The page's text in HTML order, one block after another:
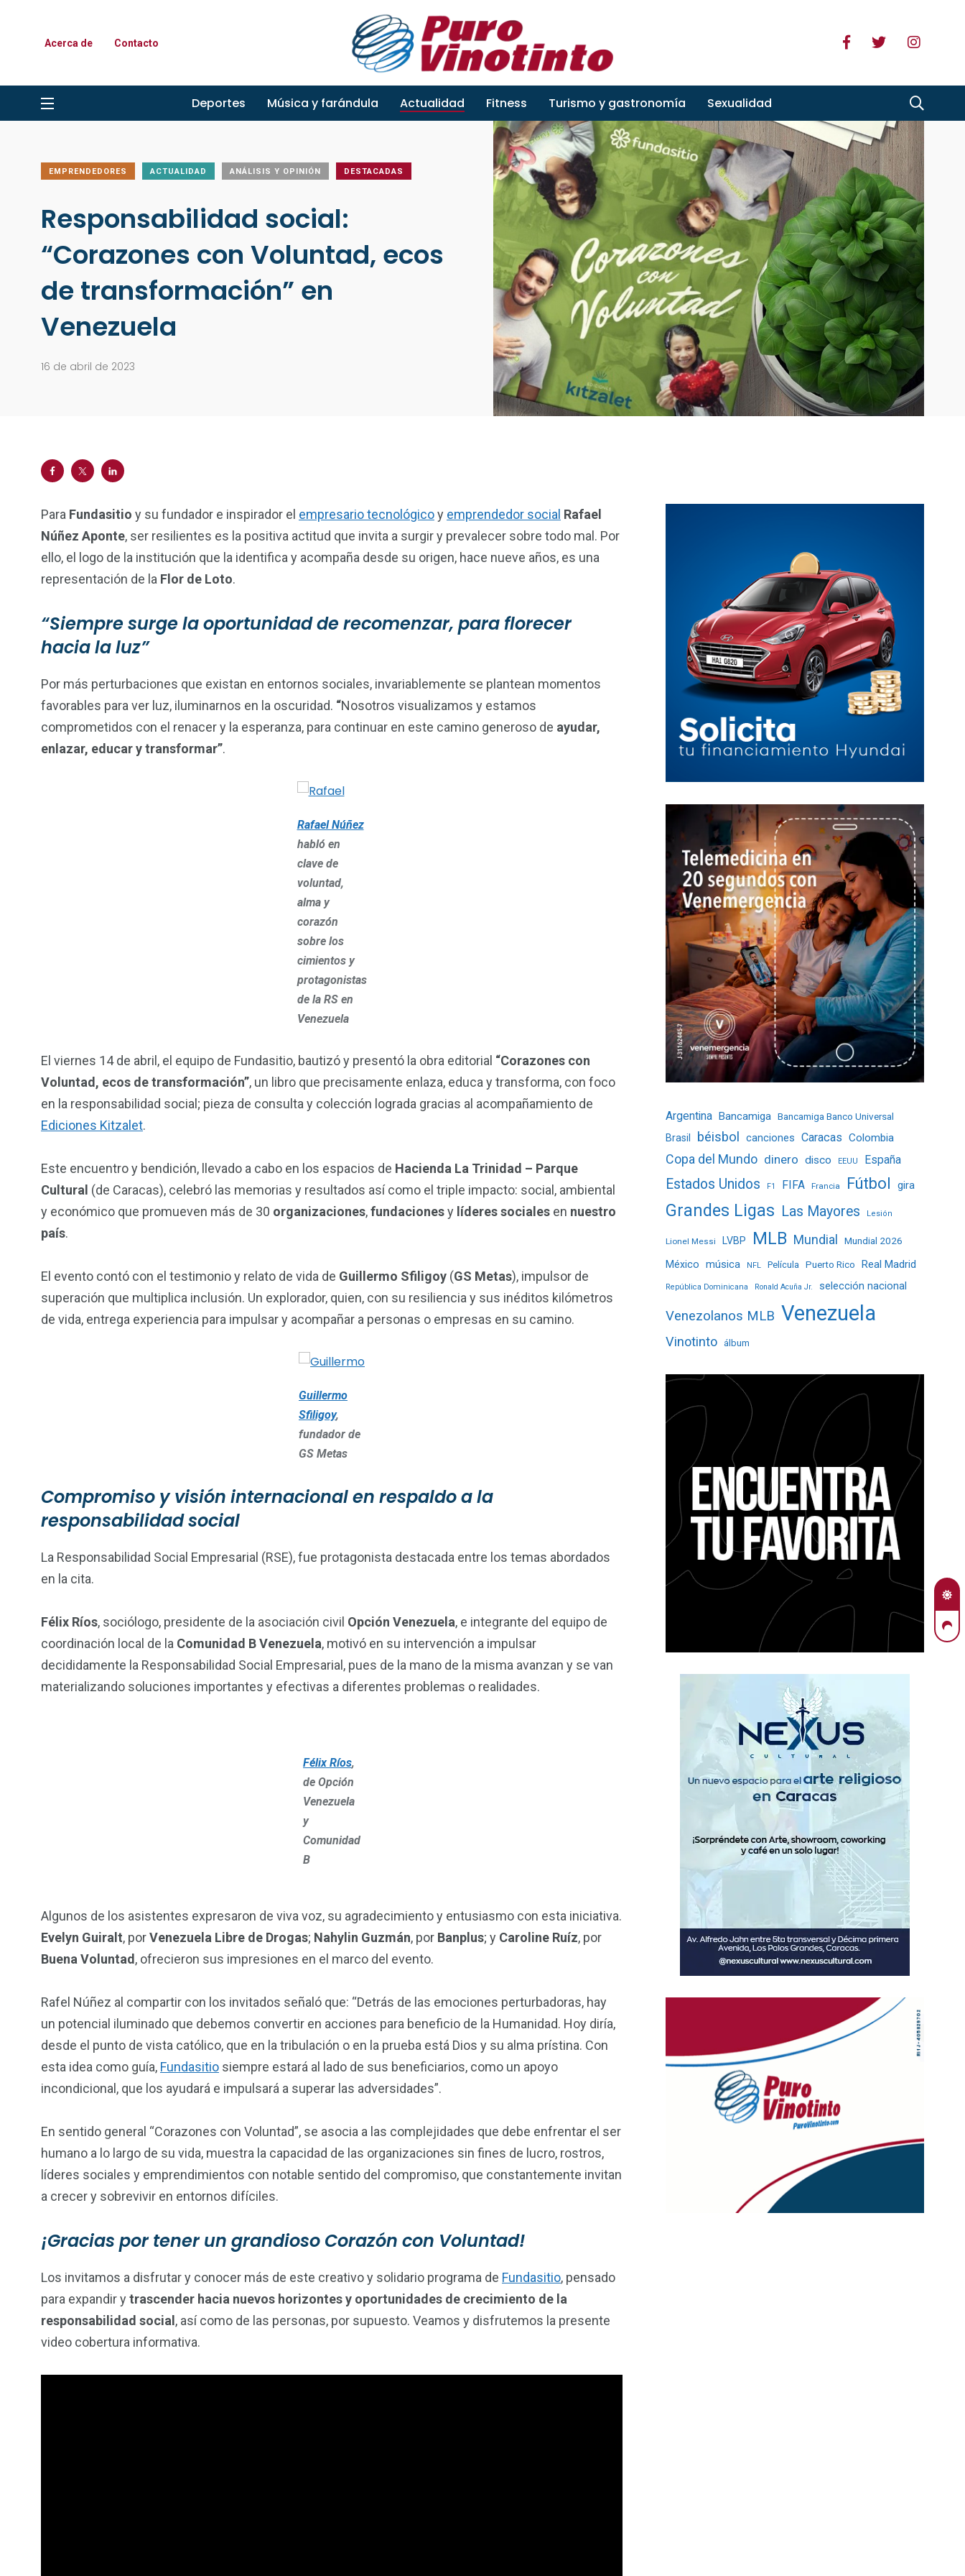
Acerca de Contacto
Deportes Música y farándula Actualidad Fitness Turismo y gastronomía Sexualidad
EMPRENDEDORES ACTUALIDAD ANÁLISIS Y OPINIÓN DESTACADAS
Responsabilidad social:
“Corazones con Voluntad, ecos
de transformación” en
Venezuela
16 de abril de 2023
Para Fundasitio y su fundador e inspirador el empresario tecnológicoy emprendedor social Rafael
Núñez Aponte, ser resilientes es la positiva actitud que invita a surgir y prevalecer sobre todo mal. Por
ello, el logo de la institución que la identifica y acompaña desde su origen, hace nueve años, es una
representación de la Flor de Loto.
“Siempre surge la oportunidad de recomenzar, para florecer
hacia la luz”
Por más perturbaciones que existan en entornos sociales, invariablemente se plantean momentos
favorables para ver luz, iluminarnos en la oscuridad. “Nosotros visualizamos y estamos
comprometidos con el renacer y la esperanza, para continuar en este camino generoso de ayudar,
enlazar, educar y transformar”.
Rafael Núñez
habló en
clave de
voluntad,
alma y
corazón
sobre los
cimientos y
protagonistas
de la RS en
Venezuela
El viernes 14 de abril, el equipo de Fundasitio, bautizó y presentó la obra editorial “Corazones con
Voluntad, ecos de transformación”, un libro que precisamente enlaza, educa y transforma, con foco
en la responsabilidad social; pieza de consulta y colección lograda gracias al acompañamiento de
Ediciones Kitzalet.
Este encuentro y bendición, llevado a cabo en los espacios de Hacienda La Trinidad – Parque
Cultural (de Caracas), celebró las memorias y resultados así como el triple impacto: social, ambiental
y económico que promueven más de 30 organizaciones,fundacionesy líderes sociales en nuestro
país.
El evento contó con el testimonio y relato de vida de Guillermo Sfiligoy (GS Metas), impulsor de
superación que multiplica inclusión. Un explorador, quien, con su resiliencia y sus inéditos kilómetros
de vida, entrega experiencia para impulsar y acompañar a personas o empresas en su camino.
Guillermo
Sfiligoy,
fundador de
GS Metas
Compromiso y visión internacional en respaldo a la
responsabilidad social
La Responsabilidad Social Empresarial (RSE), fue protagonista destacada entre los temas abordados
en la cita.
Félix Ríos, sociólogo, presidente de la asociación civil Opción Venezuela, e integrante del equipo de
coordinación local de la Comunidad B Venezuela, motivó en su intervención a impulsar
decididamente la Responsabilidad Social Empresarial, pues de la mano de la misma avanzan y se van
materializando soluciones importantes y efectivas a diferentes problemas o realidades.
Félix Ríos,
de Opción
Venezuela
y
Comunidad
B
Algunos de los asistentes expresaron de viva voz, su agradecimiento y entusiasmo con esta iniciativa.
Evelyn Guiralt, porVenezuela Libre de Drogas; Nahylin Guzmán, por Banplus; y Caroline Ruíz, por
Buena Voluntad, ofrecieron sus impresiones en el marco del evento.
Rafel Núñez al compartir con los invitados señaló que: “Detrás de las emociones perturbadoras, hay
un potencial iluminado que debemos convertir en acciones para beneficio de la Humanidad. Hoy diría,
desde el punto de vista católico, que en la tribulación o en la prueba está Dios y su alma prístina. Con
esta idea como guía, Fundasitio siempre estará al lado de sus beneficiarios, como un apoyo
incondicional, que los ayudará e impulsará a superar las adversidades”.
En sentido general “Corazones con Voluntad”, se asocia a las complejidades que debe enfrentar el ser
humano a lo largo de su vida, muestra la capacidad de las organizaciones sin fines de lucro, rostros,
líderes sociales y emprendimientos con notable sentido del compromiso, que constantemente invitan
a crecer y sobrevivir en entornos difíciles.
¡Gracias por tener un grandioso Corazón con Voluntad!
Los invitamos a disfrutar y conocer más de este creativo y solidario programa de Fundasitio, pensado
para expandir ytrascender hacia nuevos horizontes y oportunidades de crecimiento de la
responsabilidad social, así como de las personas, por supuesto. Veamos y disfrutemos la presente
video cobertura informativa.
Argentina Bancamiga Bancamiga Banco Universal
Brasil
béisbol canciones Caracas Colombia
Copa del Mundo dinero disco EEUU España
Estados Unidos F1 FIFA Francia Fútbol gira
Grandes Ligas Las Mayores Lesión
Lionel Messi LVBP MLB Mundial Mundial 2026
México música NFL Película Puerto Rico Real Madrid
República Dominicana Ronald Acuña Jr. selección nacional
Venezolanos MLB Venezuela
Vinotinto álbum